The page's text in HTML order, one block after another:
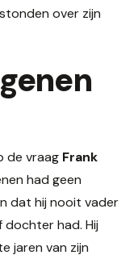
over zijn
de vraag Frank
had geen
dat hij nooit vader
dochter had. Hij
jaren van zijn